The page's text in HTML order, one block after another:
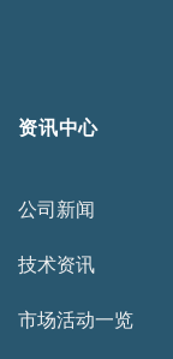
资讯中心
公司新闻
技术资讯
市场活动一览